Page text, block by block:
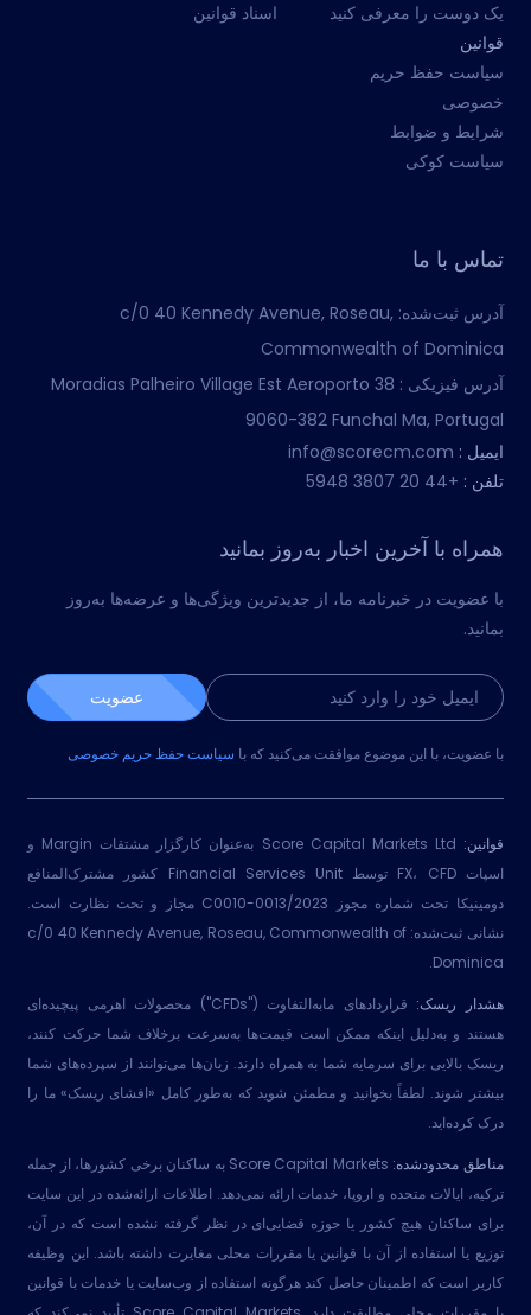
یک دوست را معرفی کنید
اسناد قوانین
قوانین
سیاست حفظ حریم
خصوصی
شرایط و ضوابط
سیاست کوکی
تماس با ما
آدرس ثبت‌شده: c/0 40 Kennedy Avenue, Roseau,
Commonwealth of Dominica
آدرس فیزیکی : Moradias Palheiro Village Est Aeroporto 38
9060-382 Funchal Ma, Portugal
ایمیل :
تلفن : +44 20 3807 5948
همراه با آخرین اخبار به‌روز بمانید
با عضویت در خبرنامه ما، از جدیدترین ویژگی‌ها و عرضه‌ها به‌روز
بمانید.
عضویت
با عضویت، با این موضوع موافقت می‌کنید که با سیاست حفظ حریم خصوصی
قوانین:
Score Capital Markets Ltd به‌عنوان کارگزار مشتقات Margin و
اسپات FX، CFD توسط Financial Services Unit کشور مشترک‌المنافع
دومینیکا تحت شماره مجوز 2023/C0010-0013 مجاز و تحت نظارت است.
نشانی ثبت‌شده: c/0 40 Kennedy Avenue, Roseau, Commonwealth of
Dominica.
هشدار ریسک:
قراردادهای مابه‌التفاوت ("CFDs") محصولات اهرمی پیچیده‌ای
هستند و به‌دلیل اینکه ممکن است قیمت‌ها به‌سرعت برخلاف شما حرکت کنند،
ریسک بالایی برای سرمایه شما به همراه دارند. زیان‌ها می‌توانند از سپرده‌های شما
بیشتر شوند. لطفاً بخوانید و مطمئن شوید که به‌طور کامل «افشای ریسک» ما را
درک کرده‌اید.
مناطق محدودشده:
Score Capital Markets به ساکنان برخی کشورها، از جمله
ترکیه، ایالات متحده و اروپا، خدمات ارائه نمی‌دهد. اطلاعات ارائه‌شده در این سایت
برای ساکنان هیچ کشور یا حوزه قضایی‌ای در نظر گرفته نشده است که در آن،
توزیع یا استفاده از آن با قوانین یا مقررات محلی مغایرت داشته باشد. این وظیفه
کاربر است که اطمینان حاصل کند هرگونه استفاده از وب‌سایت یا خدمات با قوانین